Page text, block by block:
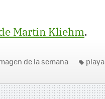
Martin Kliehm.
de la semana playa